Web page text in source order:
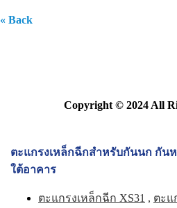
« Back
Copyright © 2024 All
ตะแกรงเหล็กฉีกสำหรับกันนก กัน
ใต้อาคาร
ตะแกรงเหล็กฉีก XS31 , ตะแ